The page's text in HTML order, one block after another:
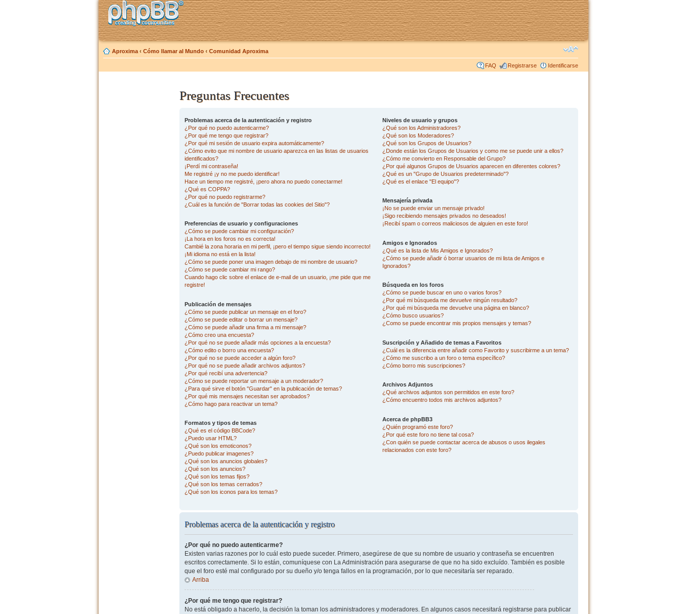
Aproxima ‹ Cómo llamar al Mundo ‹ Comunidad Aproxima
FAQ Registrarse Identificarse
Preguntas Frecuentes
Problemas acerca de la autenticación y registro
¿Por qué no puedo autenticarme?
¿Por qué me tengo que registrar?
¿Por qué mi sesión de usuario expira automáticamente?
¿Cómo evito que mi nombre de usuario aparezca en las listas de usuarios
identificados?
¡Perdí mi contraseña!
Me registré ¡y no me puedo identificar!
Hace un tiempo me registré, ¡pero ahora no puedo conectarme!
¿Qué es COPPA?
¿Por qué no puedo registrarme?
¿Cuál es la función de "Borrar todas las cookies del Sitio"?
Preferencias de usuario y configuraciones
¿Cómo se puede cambiar mi configuración?
¡La hora en los foros no es correcta!
Cambié la zona horaria en mi perfil, ¡pero el tiempo sigue siendo incorrecto!
¡Mi idioma no está en la lista!
¿Cómo se puede poner una imagen debajo de mi nombre de usuario?
¿Cómo se puede cambiar mi rango?
Cuando hago clic sobre el enlace de e-mail de un usuario, ¡me pide que me
registre!
Publicación de mensajes
¿Cómo se puede publicar un mensaje en el foro?
¿Cómo se puede editar o borrar un mensaje?
¿Cómo se puede añadir una firma a mi mensaje?
¿Cómo creo una encuesta?
¿Por qué no se puede añadir más opciones a la encuesta?
¿Cómo edito o borro una encuesta?
¿Por qué no se puede acceder a algún foro?
¿Por qué no se puede añadir archivos adjuntos?
¿Por qué recibí una advertencia?
¿Cómo se puede reportar un mensaje a un moderador?
¿Para qué sirve el botón "Guardar" en la publicación de temas?
¿Por qué mis mensajes necesitan ser aprobados?
¿Cómo hago para reactivar un tema?
Formatos y tipos de temas
¿Qué es el código BBCode?
¿Puedo usar HTML?
¿Qué son los emoticonos?
¿Puedo publicar imagenes?
¿Qué son los anuncios globales?
¿Qué son los anuncios?
¿Qué son los temas fijos?
¿Qué son los temas cerrados?
¿Qué son los iconos para los temas?
Niveles de usuario y grupos
¿Qué son los Administradores?
¿Qué son los Moderadores?
¿Qué son los Grupos de Usuarios?
¿Donde están los Grupos de Usuarios y como me se puede unir a ellos?
¿Cómo me convierto en Responsable del Grupo?
¿Por qué algunos Grupos de Usuarios aparecen en diferentes colores?
¿Qué es un "Grupo de Usuarios predeterminado"?
¿Qué es el enlace "El equipo"?
Mensajería privada
¡No se puede enviar un mensaje privado!
¡Sigo recibiendo mensajes privados no deseados!
¡Recibí spam o correos maliciosos de alguien en este foro!
Amigos e Ignorados
¿Qué es la lista de Mis Amigos e Ignorados?
¿Cómo se puede añadir ó borrar usuarios de mi lista de Amigos e
Ignorados?
Búsqueda en los foros
¿Cómo se puede buscar en uno o varios foros?
¿Por qué mi búsqueda me devuelve ningún resultado?
¿Por qué mi búsqueda me devuelve una página en blanco?
¿Cómo busco usuarios?
¿Como se puede encontrar mis propios mensajes y temas?
Suscripción y Añadido de temas a Favoritos
¿Cuál es la diferencia entre añadir como Favorito y suscribirme a un tema?
¿Cómo me suscribo a un foro o tema específico?
¿Cómo borro mis suscripciones?
Archivos Adjuntos
¿Qué archivos adjuntos son permitidos en este foro?
¿Cómo encuentro todos mis archivos adjuntos?
Acerca de phpBB3
¿Quién programó este foro?
¿Por qué este foro no tiene tal cosa?
¿Con quién se puede contactar acerca de abusos o usos ilegales
relacionados con este foro?
Problemas acerca de la autenticación y registro
¿Por qué no puedo autenticarme?
Existen varias razones por lo cuál esto puede suceder. Primero, asegúrese de que su nombre de usuario y contraseña se encuentren
escritos correctamente. Si lo están, comuníquese con La Administración para asegurarse de que no ha sido excluído. También es posible
que el foro esté mal configurado por su dueño y/o tenga fallos en la programación, por lo que necesitaría ser reparado.
Arriba
¿Por qué me tengo que registrar?
No está obligado a hacerlo, la decisión la toman los administradores y moderadores. En algunos casos necesitará registrarse para publicar